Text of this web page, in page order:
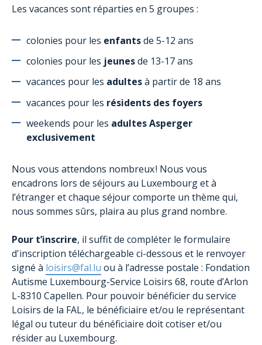
AutiSport
Les vacances sont réparties en 5 groupes :
colonies pour les enfantsde 5-12 ans
colonies pour les jeunesde 13-17 ans
vacances pour les adultesà partir de 18 ans
vacances pour les résidents des foyers
weekends pour les adultes Asperger
exclusivement
Nous vous attendons nombreux ! Nous vous
encadrons lors de séjours au Luxembourg et à
l’étranger et chaque séjour comporte un thème qui,
nous sommes sûrs, plaira au plus grand nombre.
Pour t’inscrire, il suffit de compléter le formulaire
d'inscription téléchargeable ci-dessous et le renvoyer
signé à loisirs@fal.lu ou à l’adresse postale : Fondation
Autisme Luxembourg-Service Loisirs 68, route d’Arlon
L-8310 Capellen. Pour pouvoir bénéficier du service
Loisirs de la FAL, le bénéficiaire et/ou le représentant
légal ou tuteur du bénéficiaire doit cotiser et/ou
résider au Luxembourg.